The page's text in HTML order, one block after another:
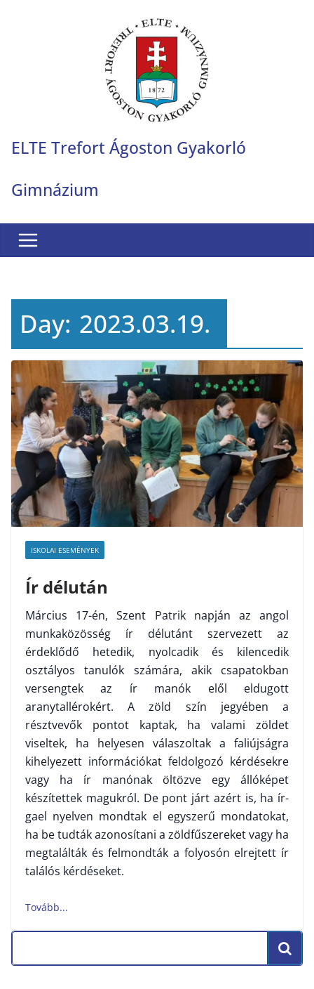
ELTE Trefort Ágoston Gyakorló
Gimnázium
Day: 2023.03.19.
ISKOLAI ESEMÉNYEK
Ír délután
Március 17-én, Szent Patrik napján az angol
munkaközösség ír délutánt szervezett az
érdeklődő hetedik, nyolcadik és kilencedik
osztályos tanulók számára, akik csapatokban
versengtek az ír manók elől eldugott
aranytallérokért. A zöld szín jegyében a
résztvevők pontot kaptak, ha valami zöldet
viseltek, ha helyesen válaszoltak a faliújságra
kihelyezett információkat feldolgozó kérdésekre
vagy ha ír manónak öltözve egy állóképet
készítettek magukról. De pont járt azért is, ha ír-
gael nyelven mondtak el egyszerű mondatokat,
ha be tudták azonosítani a zöldfűszereket vagy ha
megtalálták és felmondták a folyosón elrejtett ír
találós kérdéseket.